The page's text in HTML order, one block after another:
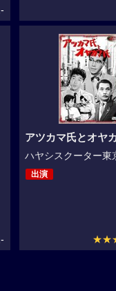
-
-
アツカマ氏とオヤ
ハヤシスクーター東
出演